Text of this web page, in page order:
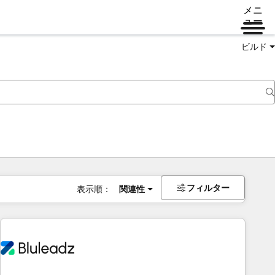
メニ
ュー
ビルド
表示順： 関連性 フィルター